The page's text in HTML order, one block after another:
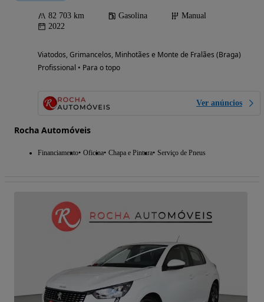
82 703 km Gasolina
Manual
2022
Viatodos, Grimancelos, Minhotães e Monte de Fralães (Braga)
Profissional • Para o topo
Ver anúncios
Rocha Automóveis
Financiamento Oficina Chapa e Pintura Serviço de Pneus